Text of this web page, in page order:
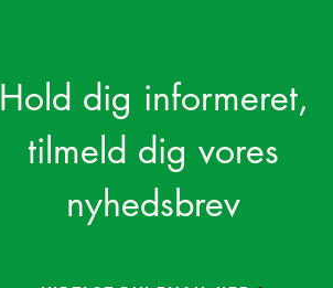
Hold dig informeret,
tilmeld dig vores
nyhedsbrev